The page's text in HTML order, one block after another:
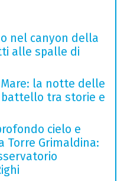
nel canyon della
alle spalle di
la notte delle
tra storie e
cielo e
Torre Grimaldina: